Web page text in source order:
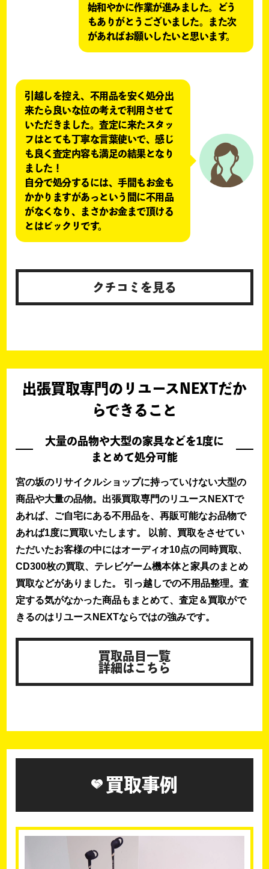
始和やかに作業が進みました。どう
もありがとうございました。また次
があればお願いしたいと思います。
引越しを控え、不用品を安く処分出
来たら良いな位の考えで利用させて
いただきました。査定に来たスタッ
フはとても丁寧な言葉使いで、感じ
も良く査定内容も満足の結果となり
ました！
自分で処分するには、手間もお金も
かかりますがあっという間に不用品
がなくなり、まさかお金まで頂ける
とはビックリです。
クチコミを見る
出張買取専門のリユースNEXTだか
らできること
大量の品物や大型の家具などを1度に
まとめて処分可能
宮の坂のリサイクルショップに持っていけない大型の
商品や大量の品物。出張買取専門のリユースNEXTで
あれば、ご自宅にある不用品を、再販可能なお品物で
あれば1度に買取いたします。 以前、買取をさせてい
ただいたお客様の中にはオーディオ10点の同時買取、
CD300枚の買取、テレビゲーム機本体と家具のまとめ
買取などがありました。 引っ越しでの不用品整理。査
定する気がなかった商品もまとめて、査定＆買取がで
きるのはリユースNEXTならではの強みです。
買取品目一覧
詳細はこちら
買取事例